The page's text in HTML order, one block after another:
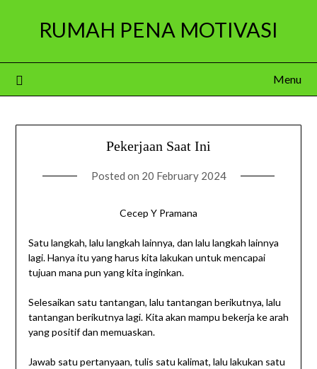
RUMAH PENA MOTIVASI
Menu
Pekerjaan Saat Ini
Posted on 20 February 2024
Cecep Y Pramana
Satu langkah, lalu langkah lainnya, dan lalu langkah lainnya
lagi. Hanya itu yang harus kita lakukan untuk mencapai
tujuan mana pun yang kita inginkan.
Selesaikan satu tantangan, lalu tantangan berikutnya, lalu
tantangan berikutnya lagi. Kita akan mampu bekerja ke arah
yang positif dan memuaskan.
Jawab satu pertanyaan, tulis satu kalimat, lalu lakukan satu